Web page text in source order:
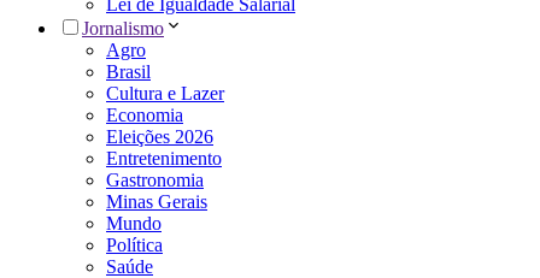
Jornalismo
Agro
Brasil
Cultura e Lazer
Economia
Eleições 2026
Entretenimento
Gastronomia
Minas Gerais
Mundo
Política
Saúde